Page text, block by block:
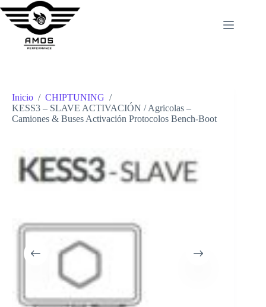
al
contenido
Inicio / CHIPTUNING /
KESS3 – SLAVE ACTIVACIÓN / Agricolas –
Camiones & Buses Activación Protocolos Bench-Boot